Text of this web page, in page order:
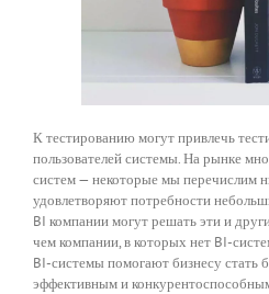
К тестированию могут привлечь
пользователей системы. На рынке
систем — некоторые мы перечислим
удовлетворяют потребности
BI компании могут решать эти и
чем компании, в которых нет BI-
BI-системы помогают бизнесу стать
эффективным и